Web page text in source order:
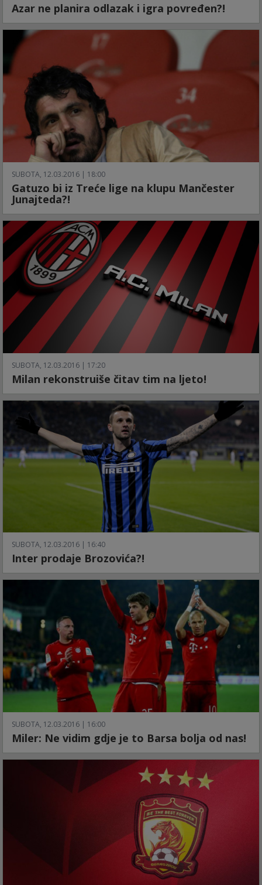
Azar ne planira odlazak i igra povređen?!
SUBOTA, 12.03.2016 | 18:00
Gatuzo bi iz Treće lige na klupu Mančester
Junajteda?!
SUBOTA, 12.03.2016 | 17:20
Milan rekonstruiše čitav tim na ljeto!
SUBOTA, 12.03.2016 | 16:40
Inter prodaje Brozovića?!
SUBOTA, 12.03.2016 | 16:00
Miler: Ne vidim gdje je to Barsa bolja od nas!